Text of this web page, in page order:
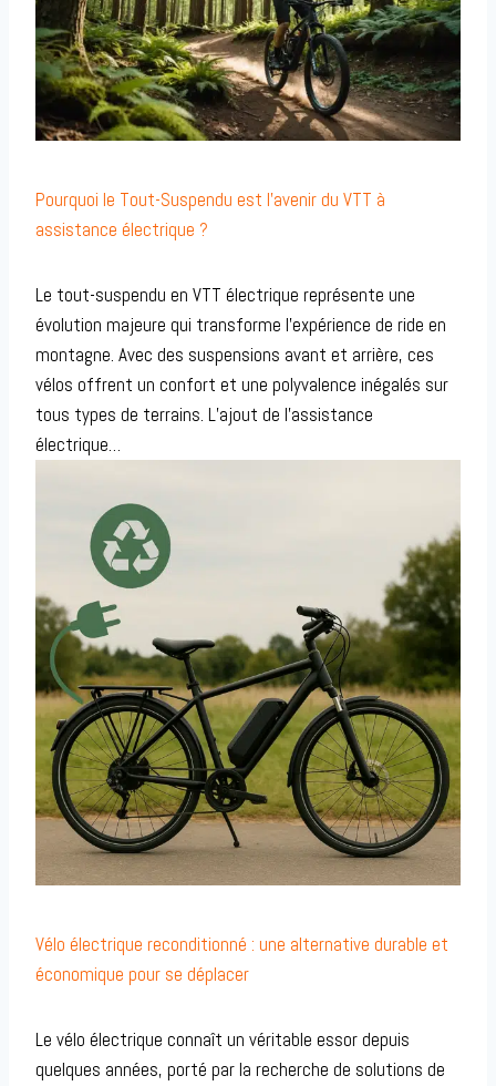
Pourquoi le Tout-Suspendu est l’avenir du VTT à
assistance électrique ?
Le tout-suspendu en VTT électrique représente une
évolution majeure qui transforme l’expérience de ride en
montagne. Avec des suspensions avant et arrière, ces
vélos offrent un confort et une polyvalence inégalés sur
tous types de terrains. L’ajout de l’assistance
électrique…
Vélo électrique reconditionné : une alternative durable et
économique pour se déplacer
Le vélo électrique connaît un véritable essor depuis
quelques années, porté par la recherche de solutions de